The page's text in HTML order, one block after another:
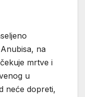
na
mrtve i
u
neće dopreti,